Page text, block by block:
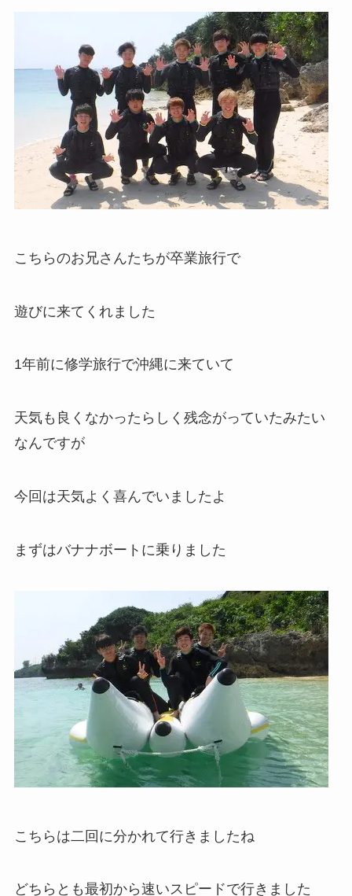
こちらのお兄さんたちが卒業旅行で
遊びに来てくれました
1年前に修学旅行で沖縄に来ていて
天気も良くなかったらしく残念がっていたみたい
なんですが
今回は天気よく喜んでいましたよ
まずはバナナボートに乗りました
こちらは二回に分かれて行きましたね
どちらとも最初から速いスピードで行きました